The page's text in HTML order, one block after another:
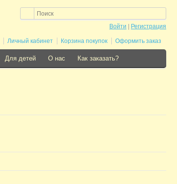
Войти Регистрация
Личный кабинет Корзина покупок Оформить заказ
Для детей О нас Как заказать?